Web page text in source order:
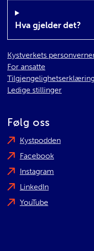
Hva gjelder det?
Kystverkets
For ansatte
Tilgjengelighetserklæring
Ledige stillinger
Følg oss
Kystpodden
Facebook
Instagram
LinkedIn
YouTube